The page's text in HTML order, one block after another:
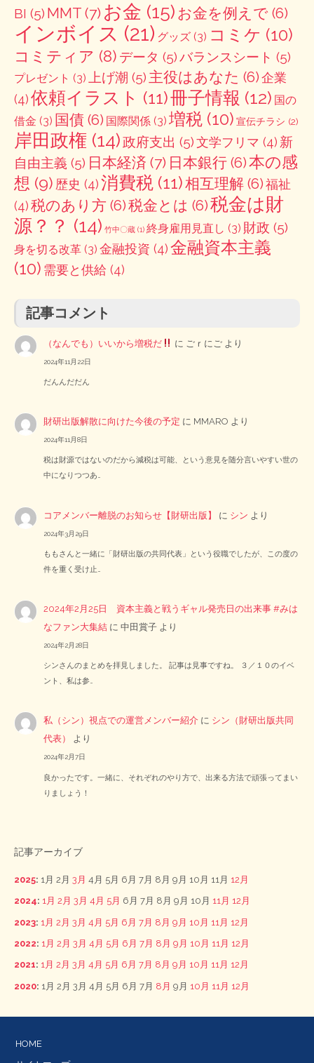
BI (5) MMT (7) お金 (15) お金を例えで (6)
インボイス (21) グッズ (3) コミケ (10)
コミティア (8) データ (5)バランスシート (5)
プレゼント (3) 上げ潮 (5) 主役はあなた (6)企業
(4)依頼イラスト (11)冊子情報 (12) 国の
借金 (3) 国債 (6) 国際関係 (3) 増税 (10) 宣伝チラシ (2)
岸田政権 (14)政府支出 (5)文学フリマ (4) 新
自由主義 (5) 日本経済 (7) 日本銀行 (6)本の感
想 (9) 歴史 (4)消費税 (11)相互理解 (6)福祉
(4)税のあり方 (6)税金とは (6)税金は財
源？？ (14) 竹中〇蔵 (1) 終身雇用見直し (3) 財政 (5)
身を切る改革 (3) 金融投資 (4)金融資本主義
(10) 需要と供給 (4)
記事コメント
（なんでも）いいから増税だ に ごｒにご より
2024年11月22日
だんんだだん
財研出版解散に向けた今後の予定 に MMARO より
2024年11月8日
税は財源ではないのだから減税は可能、という意見を随分言いやすい世の
中になりつつあ…
コアメンバー離脱のお知らせ【財研出版】 に シン より
2024年3月29日
ももさんと一緒に「財研出版の共同代表」という役職でしたが、この度の
件を重く受け止…
2024年2月25日 資本主義と戦うギャル発売日の出来事 #みは
なファン大集結 に中田賞子 より
2024年2月28日
シンさんのまとめを拝見しました。 記事は見事ですね。 ３／１０のイベ
ント、私は参…
私（シン）視点での運営メンバー紹介 に シン（財研出版共同
代表）
より
2024年2月7日
良かったです。一緒に、それぞれのやり方で、出来る方法で頑張ってまい
りましょう！
記事アーカイブ
2025: 1月 2月 3月 4月 5月 6月 7月 8月 9月 10月 11月 12月
2024: 1月 2月 3月 4月 5月 6月 7月 8月 9月 10月 11月 12月
2023: 1月 2月 3月 4月 5月 6月 7月 8月 9月 10月 11月 12月
2022: 1月 2月 3月 4月 5月 6月 7月 8月 9月 10月 11月 12月
2021: 1月 2月 3月 4月 5月 6月 7月 8月 9月 10月 11月 12月
2020: 1月 2月 3月 4月 5月 6月 7月 8月 9月 10月 11月 12月
HOME